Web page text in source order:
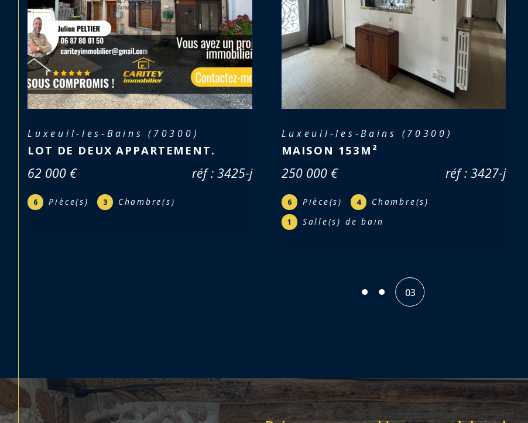
Mélisey (70270)
APPARTEMENT F5 AVEC JARDIN
66 950 € réf : 3365
5 Pièce(s) 4 Chambre(s)
Ternuay-Melay-et-Saint-Hilaire
(70270)
(70270)
5 Pièce(s)